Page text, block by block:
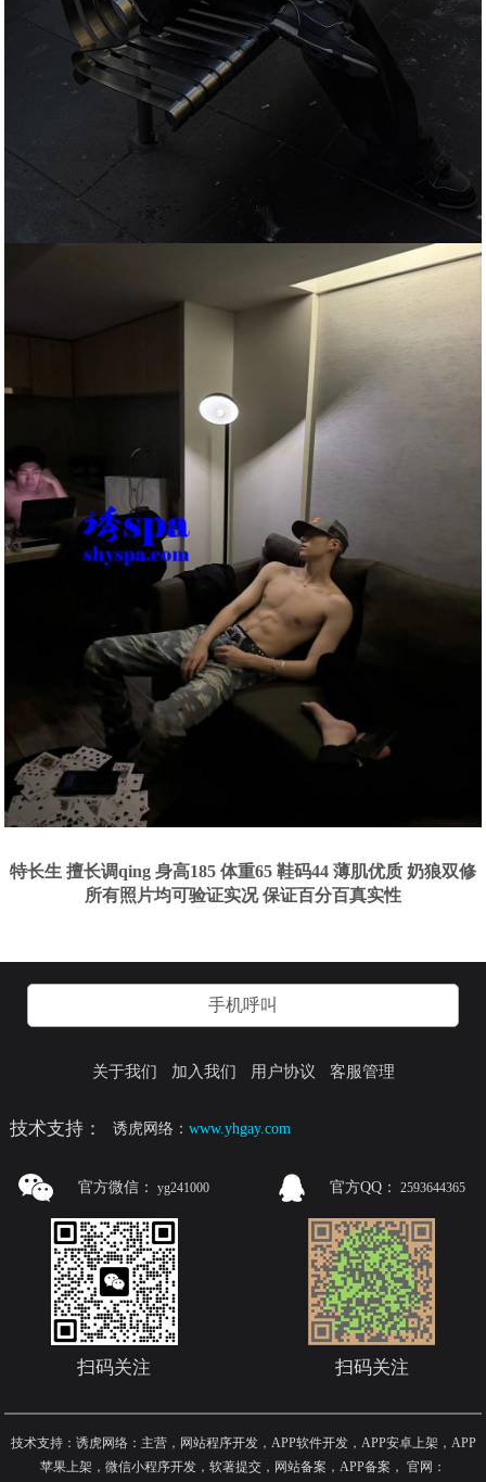
特长生 擅长调qing 身高185 体重65 鞋码44 薄肌优质 奶狼双修
所有照片均可验证实况 保证百分百真实性
手机呼叫
关于我们 加入我们 用户协议 客服管理
技术支持： 诱虎网络：www.yhgay.com
官方微信： yg241000
扫码关注
官方QQ： 2593644365
扫码关注
技术支持：诱虎网络：主营，网站程序开发，APP软件开发，APP安卓上架，APP
苹果上架，微信小程序开发，软著提交，网站备案，APP备案 ， 官网：